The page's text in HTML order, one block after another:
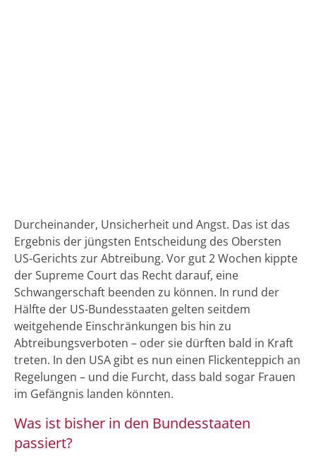
Durcheinander, Unsicherheit und Angst. Das ist das
Ergebnis der jüngsten Entscheidung des Obersten
US-Gerichts zur Abtreibung. Vor gut 2 Wochen kippte
der Supreme Court das Recht darauf, eine
Schwangerschaft beenden zu können. In rund der
Hälfte der US-Bundesstaaten gelten seitdem
weitgehende Einschränkungen bis hin zu
Abtreibungsverboten – oder sie dürften bald in Kraft
treten. In den USA gibt es nun einen Flickenteppich an
Regelungen – und die Furcht, dass bald sogar Frauen
im Gefängnis landen könnten.
Was ist bisher in den Bundesstaaten
passiert?